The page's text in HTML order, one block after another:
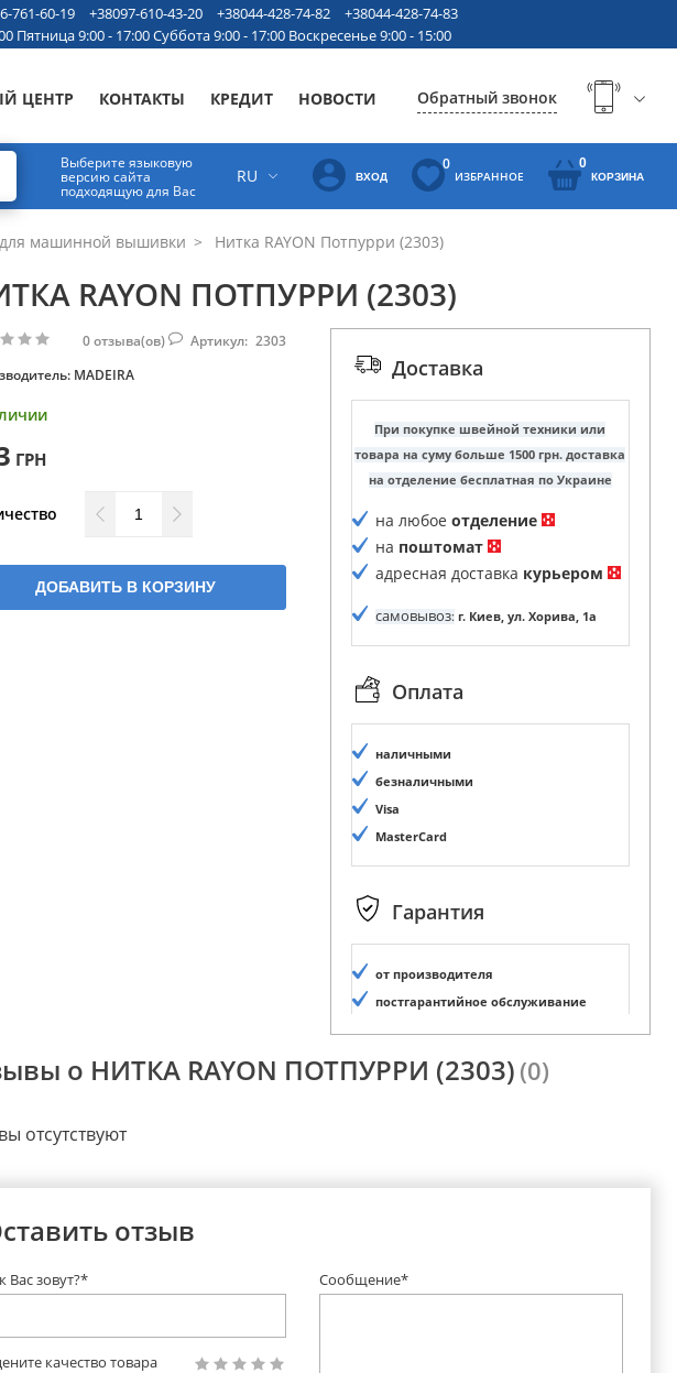
761-60-19 +38097-610-43-20 +38044-428-74-82
+38044-428-74-83
Пятница 9:00 - 17:00 Суббота 9:00 - 17:00 Воскресенье 9:00 - 15:00
ЦЕНТР КОНТАКТЫ КРЕДИТ НОВОСТИ Обратный звонок
Выберите языковую
версию сайта
подходящую для Вас
RU ВХОД
0
ИЗБРАННОЕ
0
КОРЗИНА
машинной вышивки Нитка RAYON Потпурри (2303)
RAYON ПОТПУРРИ (2303)
0отзыва(ов) Артикул: 2303
MADEIRA
ГРН
ДОБАВИТЬ В КОРЗИНУ
Доставка
При покупке швейной техники или
товара на суму больше 1500 грн. доставка
на отделение бесплатная по Украине
на любое отделение
на поштомат
адресная доставка курьером
самовывоз: г. Киев, ул. Хорива, 1а
Оплата
наличными
безналичными
Visa
MasterCard
Гарантия
от производителя
постгарантийное обслуживание
о НИТКА RAYON ПОТПУРРИ (2303) (0)
отсутствуют
отзыв
Сообщение*
Вас зовут?*
качество товара